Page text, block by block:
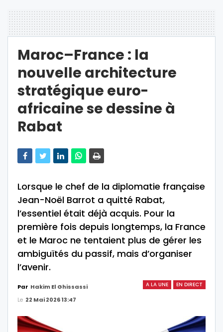
Maroc–France : la
nouvelle architecture
stratégique euro-
africaine se dessine à
Rabat
Lorsque le chef de la diplomatie française
Jean-Noël Barrot a quitté Rabat,
l’essentiel était déjà acquis. Pour la
première fois depuis longtemps, la France
et le Maroc ne tentaient plus de gérer les
ambiguïtés du passif, mais d’organiser
l’avenir.
A LA UNE EN DIRECT
Par Hakim El Ghissassi
Le 22 Mai 2026 13:47